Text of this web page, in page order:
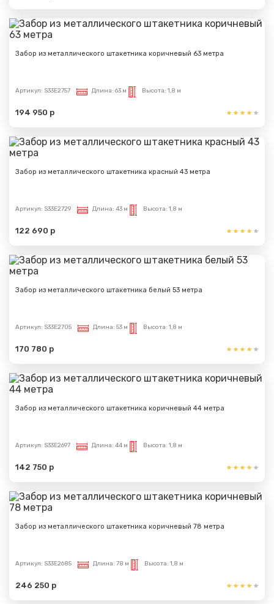
Забор из металлического штакетника коричневый 63 метра
Артикул: S33E2757 Длина: 63 м Высота: 1,8 м
194 950 р
Забор из металлического штакетника красный 43 метра
Артикул: S33E2729 Длина: 43 м Высота: 1,8 м
122 690 р
Забор из металлического штакетника белый 53 метра
Артикул: S33E2705 Длина: 53 м Высота: 1,8 м
170 780 р
Забор из металлического штакетника коричневый 44 метра
Артикул: S33E2697 Длина: 44 м Высота: 1,8 м
142 750 р
Забор из металлического штакетника коричневый 78 метра
Артикул: S33E2685 Длина: 78 м Высота: 1,8 м
246 250 р
отправлено
Спасибо за обращение, наш специалист свяжется с
Вами.